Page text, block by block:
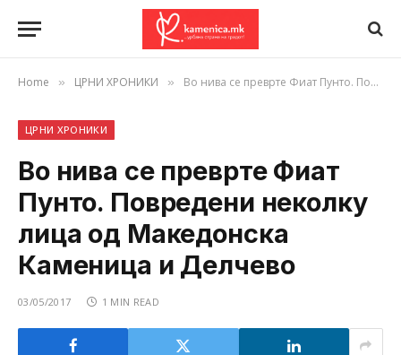
Home » ЦРНИ ХРОНИКИ » Во нива се преврте Фиат Пунто. Повредени неколку лица од Македонска Каменица и Делчево
ЦРНИ ХРОНИКИ
Во нива се преврте Фиат
Пунто. Повредени неколку
лица од Македонска
Каменица и Делчево
03/05/2017 1 MIN READ